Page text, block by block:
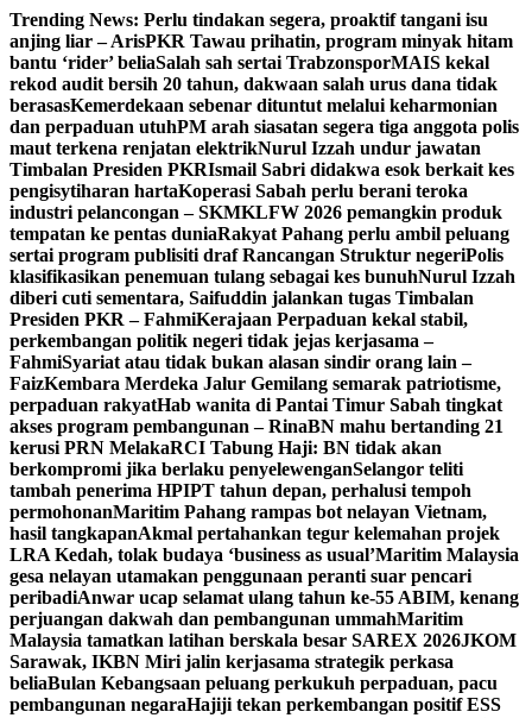
Skip
to
content
Trending News: Perlu tindakan segera, proaktif tangani isu
anjing liar – ArisPKR Tawau prihatin, program minyak hitam
bantu ‘rider’ beliaSalah sah sertai TrabzonsporMAIS kekal
rekod audit bersih 20 tahun, dakwaan salah urus dana tidak
berasasKemerdekaan sebenar dituntut melalui keharmonian
dan perpaduan utuhPM arah siasatan segera tiga anggota polis
maut terkena renjatan elektrikNurul Izzah undur jawatan
Timbalan Presiden PKRIsmail Sabri didakwa esok berkait kes
pengisytiharan hartaKoperasi Sabah perlu berani teroka
industri pelancongan – SKMKLFW 2026 pemangkin produk
tempatan ke pentas duniaRakyat Pahang perlu ambil peluang
sertai program publisiti draf Rancangan Struktur negeriPolis
klasifikasikan penemuan tulang sebagai kes bunuhNurul Izzah
diberi cuti sementara, Saifuddin jalankan tugas Timbalan
Presiden PKR – FahmiKerajaan Perpaduan kekal stabil,
perkembangan politik negeri tidak jejas kerjasama –
FahmiSyariat atau tidak bukan alasan sindir orang lain –
FaizKembara Merdeka Jalur Gemilang semarak patriotisme,
perpaduan rakyatHab wanita di Pantai Timur Sabah tingkat
akses program pembangunan – RinaBN mahu bertanding 21
kerusi PRN MelakaRCI Tabung Haji: BN tidak akan
berkompromi jika berlaku penyelewenganSelangor teliti
tambah penerima HPIPT tahun depan, perhalusi tempoh
permohonanMaritim Pahang rampas bot nelayan Vietnam,
hasil tangkapanAkmal pertahankan tegur kelemahan projek
LRA Kedah, tolak budaya ‘business as usual’Maritim Malaysia
gesa nelayan utamakan penggunaan peranti suar pencari
peribadiAnwar ucap selamat ulang tahun ke-55 ABIM, kenang
perjuangan dakwah dan pembangunan ummahMaritim
Malaysia tamatkan latihan berskala besar SAREX 2026JKOM
Sarawak, IKBN Miri jalin kerjasama strategik perkasa
beliaBulan Kebangsaan peluang perkukuh perpaduan, pacu
pembangunan negaraHajiji tekan perkembangan positif ESS